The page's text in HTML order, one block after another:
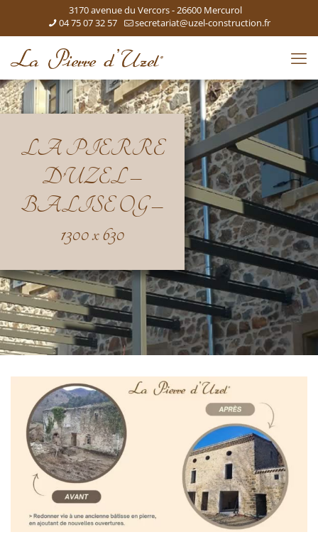
3170 avenue du Vercors - 26600 Mercurol
04 75 07 32 57
secretariat@uzel-construction.fr
LA PIERRE
D’UZEL –
BALISE OG –
1300 x 630